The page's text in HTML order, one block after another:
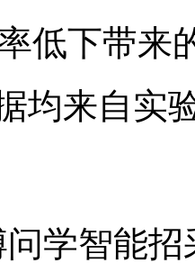
低下带来
据均来自
学智能招